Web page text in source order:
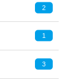
2
1
3